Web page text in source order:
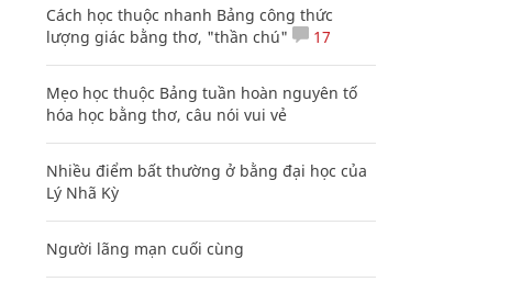
Cách học thuộc nhanh Bảng công thức
lượng giác bằng thơ, "thần chú"
17
Mẹo học thuộc Bảng tuần hoàn nguyên tố
hóa học bằng thơ, câu nói vui vẻ
Nhiều điểm bất thường ở bằng đại học của
Lý Nhã Kỳ
Người lãng mạn cuối cùng